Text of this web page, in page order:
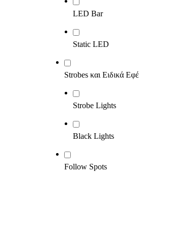
LED Bar
Static LED
Strobes και Ειδικά Εφέ
Strobe Lights
Black Lights
Follow Spots